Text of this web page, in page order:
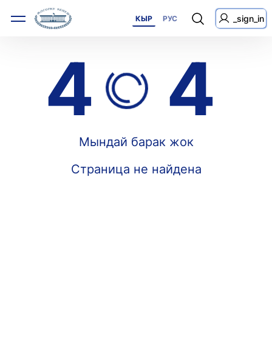
КЫР РУС _sign_in
4 4
Мындай барак жок
Страница не найдена